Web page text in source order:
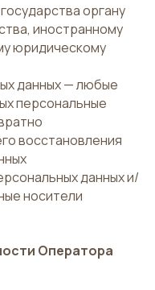
органу
иностранному
юридическому
данных — любые
персональные
восстановления
данных и/
носители
Оператора